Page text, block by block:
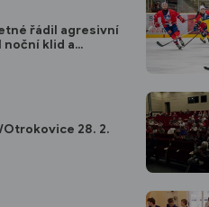
řádil agresivní
noční klid a
28. 2.